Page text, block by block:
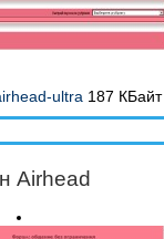
ultra 187 КБайт
Airhead